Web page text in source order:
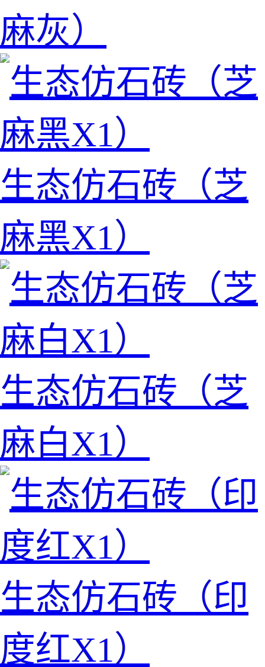
麻灰）
生态仿石砖（芝
麻黑X1）
生态仿石砖（芝
麻白X1）
生态仿石砖（印
度红X1）